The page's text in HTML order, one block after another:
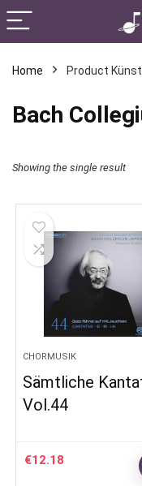
Home Product
Bach
Showing the single result
CHORMUSIK
Sämtliche
Vol.44
€12.18